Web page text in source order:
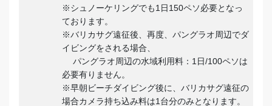
※シュノーケリングでも1日150ペソ必要となっ
ております。
※バリカサグ遠征後、再度、パングラオ周辺でダ
イビングをされる場合、
パングラオ周辺の水域利用料：1日/100ペソは
必要有りません。
※早朝ビーチダイビング後に、バリカサグ遠征の
場合カメラ持ち込み料は1台分のみとなります。